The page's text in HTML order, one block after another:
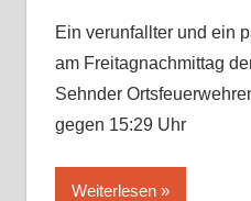
Ein verunfallter und ein
am Freitagnachmittag
Sehnder
gegen 15:29 Uhr
Weiterlesen